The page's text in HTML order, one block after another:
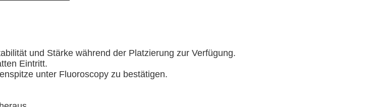
und Stärke während der Platzierung zur Verfügung.
Eintritt.
unter Fluoroscopy zu bestätigen.